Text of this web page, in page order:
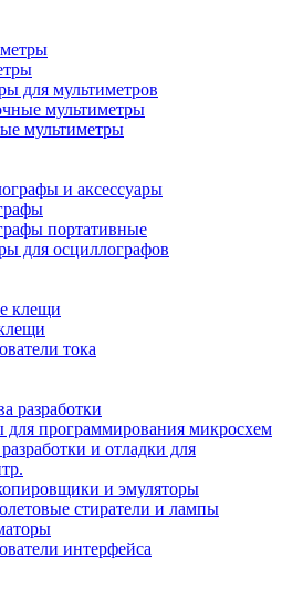
для мультиметров
мультиметры
мультиметры
и аксессуары
портативные
для осциллографов
клещи
тока
разработки
для программирования микросхем
и отладки для
и эмуляторы
стиратели и лампы
интерфейса